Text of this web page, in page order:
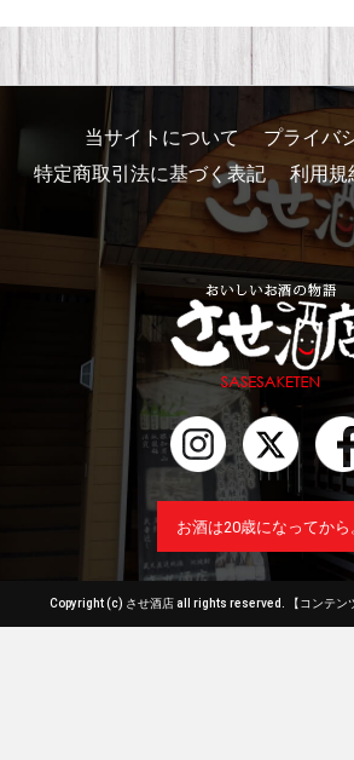
当サイトについて
プライバ
特定商取引法に基づく表記
利用規
お酒は20歳になってから
Copyright (c) させ酒店 all rights reserved. 【コンテン